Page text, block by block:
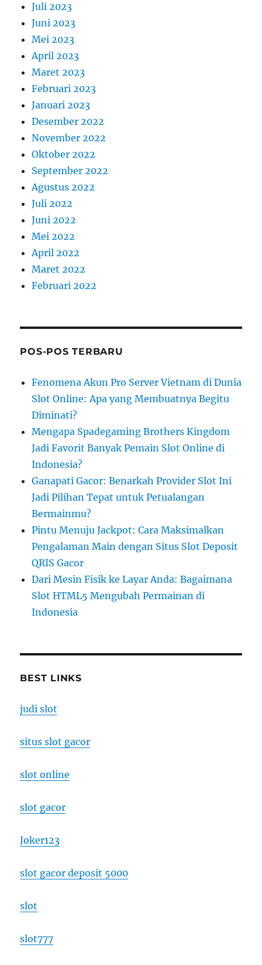
Juli 2023
Juni 2023
Mei 2023
April 2023
Maret 2023
Februari 2023
Januari 2023
Desember 2022
November 2022
Oktober 2022
September 2022
Agustus 2022
Juli 2022
Juni 2022
Mei 2022
April 2022
Maret 2022
Februari 2022
POS-POS TERBARU
Fenomena Akun Pro Server Vietnam di Dunia
Slot Online: Apa yang Membuatnya Begitu
Diminati?
Mengapa Spadegaming Brothers Kingdom
Jadi Favorit Banyak Pemain Slot Online di
Indonesia?
Ganapati Gacor: Benarkah Provider Slot Ini
Jadi Pilihan Tepat untuk Petualangan
Bermainmu?
Pintu Menuju Jackpot: Cara Maksimalkan
Pengalaman Main dengan Situs Slot Deposit
QRIS Gacor
Dari Mesin Fisik ke Layar Anda: Bagaimana
Slot HTML5 Mengubah Permainan di
Indonesia
BEST LINKS
judi slot
situs slot gacor
slot online
slot gacor
Joker123
slot gacor deposit 5000
slot
slot777